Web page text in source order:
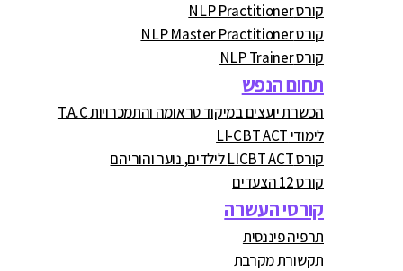
קורס NLP Practitioner
קורס NLP Master Practitioner
קורס NLP Trainer
תחום הנפש
הכשרת יועצים במיקוד טראומה והתמכרויות T.A.C
לימודי LI-CBT ACT
קורס LICBT ACT לילדים, נוער והוריהם
קורס 12 הצעדים
קורסי העשרה
תרפיה פיננסית
תקשורת מקרבת